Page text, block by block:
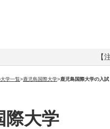
【
学一覧>鹿児島国際大学>鹿児島国際大学の入試
際大学